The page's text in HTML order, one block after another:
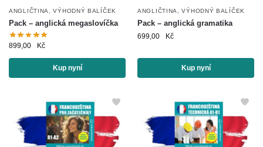
ANGLIČTINA ,VÝHODNÝ BALÍČEK
Pack – anglická megaslovíčka
899,00 Kč
Kup nyní
ANGLIČTINA ,VÝHODNÝ BALÍČEK
Pack – anglická gramatika
699,00 Kč
Kup nyní